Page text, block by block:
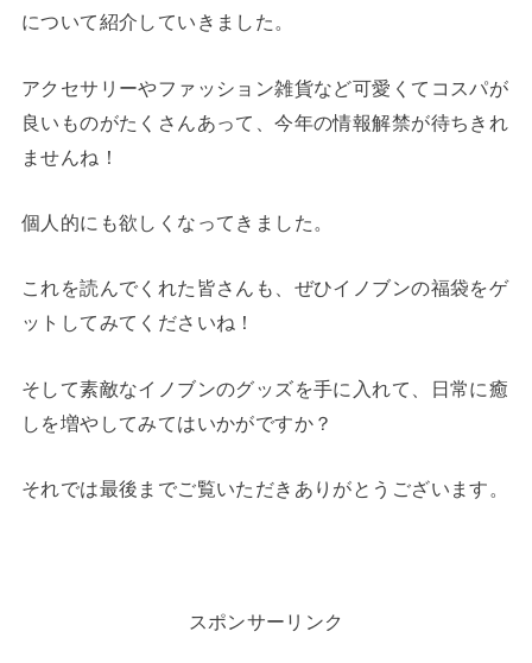
について紹介していきました。
アクセサリーやファッション雑貨など可愛くてコスパが
良いものがたくさんあって、今年の情報解禁が待ちきれ
ませんね！
個人的にも欲しくなってきました。
これを読んでくれた皆さんも、ぜひイノブンの福袋をゲ
ットしてみてくださいね！
そして素敵なイノブンのグッズを手に入れて、日常に癒
しを増やしてみてはいかがですか？
それでは最後までご覧いただきありがとうございます。
スポンサーリンク